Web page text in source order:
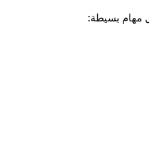
مهام بسيطة: